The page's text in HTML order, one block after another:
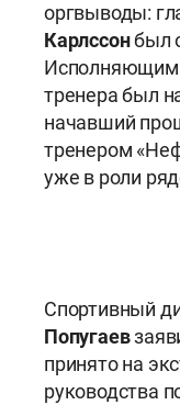
оргвыводы:
Карлссонбыл
Исполняющим
тренера был
начавший
тренером
уже в роли
Спортивный
Попугаев
принято на
руководства